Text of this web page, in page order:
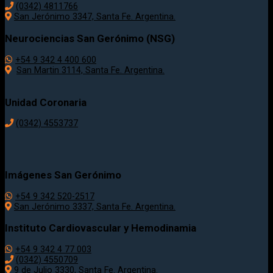
(0342) 4811766
San Jerónimo 3347, Santa Fe. Argentina.
Neurociencias San Gerónimo (NSG)
+54 9 342 4 400 600
San Martin 3114, Santa Fe. Argentina.
Unidad Coronaria
(0342) 4553737
Imágenes San Gerónimo
+54 9 342 520-2517
San Jerónimo 3337, Santa Fe. Argentina.
Instituto Cardiovascular y Hemodinamia
+54 9 342 4 77 003
(0342) 4550709
9 de Julio 3330, Santa Fe. Argentina.